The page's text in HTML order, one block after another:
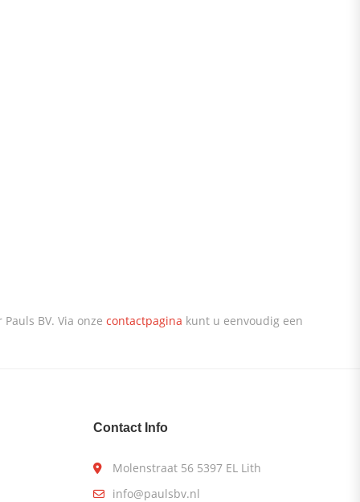
BV. Via onze contactpagina kunt u eenvoudig een
Contact Info
Molenstraat 56 5397 EL Lith
info@paulsbv.nl